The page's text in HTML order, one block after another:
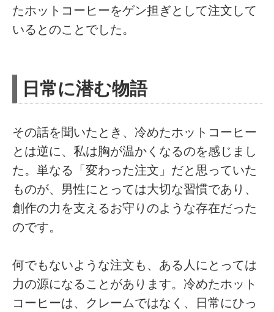
たホットコーヒーをゲン担ぎとして注文して
いるとのことでした。
日常に潜む物語
その話を聞いたとき、冷めたホットコーヒー
とは逆に、私は胸が温かくなるのを感じまし
た。単なる「変わった注文」だと思っていた
ものが、男性にとっては大切な習慣であり、
創作の力を支えるお守りのような存在だった
のです。
何でもないような注文も、ある人にとっては
力の源になることがあります。冷めたホット
コーヒーは、クレームではなく、日常にひっ